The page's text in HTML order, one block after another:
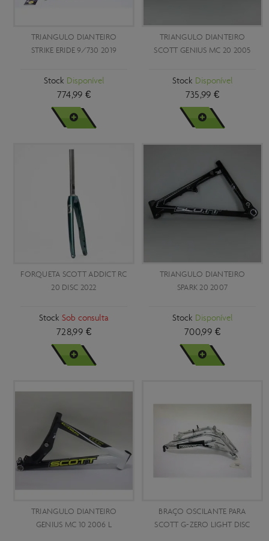
TRIANGULO DIANTEIRO
STRIKE ERIDE 9/730 2019
Stock Disponível
774,99 €
VER MAIS
TRIANGULO DIANTEIRO
SCOTT GENIUS MC 20 2005
Stock Disponível
735,99 €
VER MAIS
FORQUETA SCOTT ADDICT RC
20 DISC 2022
Stock Sob consulta
728,99 €
VER MAIS
TRIANGULO DIANTEIRO
SPARK 20 2007
Stock Disponível
700,99 €
VER MAIS
TRIANGULO DIANTEIRO
GENIUS MC 10 2006 L
BRAÇO OSCILANTE PARA
SCOTT G-ZERO LIGHT DISC